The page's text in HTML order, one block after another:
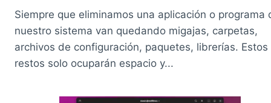
Siempre que eliminamos una aplicación o programa
nuestro sistema van quedando migajas, carpetas,
archivos de configuración, paquetes, librerías. Estos
restos solo ocuparán espacio y...